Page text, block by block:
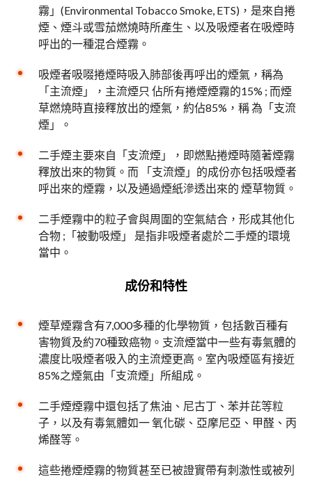
霧」(Environmental Tobacco Smoke, ETS)，是來自捲
煙、煙斗或雪茄燃燒時所產生、以及吸煙者在吸煙時
呼出的一種混合煙霧。
吸煙者吸啜捲煙時吸入肺部後再呼出的煙氣，稱為
「主流煙」，主流煙只 佔所有捲煙煙霧的15% ; 而煙
草燃燒時直接釋放出的煙氣，約佔85%，稱 為「支流
煙」。
二手煙主要來自「支流煙」，即燃點捲煙時隨著煙霧
釋放出來的物質。而 「支流煙」的成份亦包括吸煙者
呼出來的煙霧，以及通過煙紙滲透出來的 煙草物質。
二手煙霧中的粒子會與周圍的空氣結合，形成其他化
合物 ;「被動吸煙」 是指非吸煙者處於二手煙的環境
當中。
成份和特性
煙草煙霧含有7,000多種的化學物質，包括數百種有
害物質及約70種致癌物。支流煙當中一些有毒氣體的
濃度比吸煙者吸入的主流煙更高。室內吸煙區有接近
85%之煙氣由「支流煙」所組成。
二手煙煙霧中還包括了焦油、尼古丁、苯并芘等粒
子，以及有毒氣體如一 氧化碳、亞摩尼亞、甲醛、丙
烯醛等。
這些捲煙煙霧的物質甚至已被證實帶有刺激性或被列